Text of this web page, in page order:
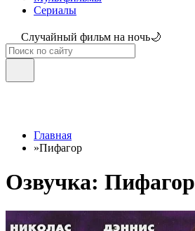
Сериалы
Случайный фильм на ночь🌙
Главная
»Пифагор
Озвучка: Пифагор